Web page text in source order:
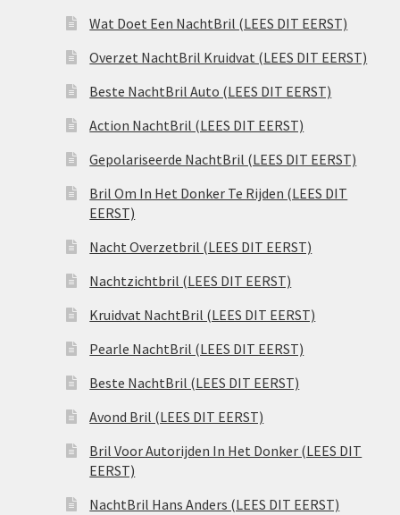
Wat Doet Een NachtBril (LEES DIT EERST)
Overzet NachtBril Kruidvat (LEES DIT EERST)
Beste NachtBril Auto (LEES DIT EERST)
Action NachtBril (LEES DIT EERST)
Gepolariseerde NachtBril (LEES DIT EERST)
Bril Om In Het Donker Te Rijden (LEES DIT
EERST)
Nacht Overzetbril (LEES DIT EERST)
Nachtzichtbril (LEES DIT EERST)
Kruidvat NachtBril (LEES DIT EERST)
Pearle NachtBril (LEES DIT EERST)
Beste NachtBril (LEES DIT EERST)
Avond Bril (LEES DIT EERST)
Bril Voor Autorijden In Het Donker (LEES DIT
EERST)
NachtBril Hans Anders (LEES DIT EERST)